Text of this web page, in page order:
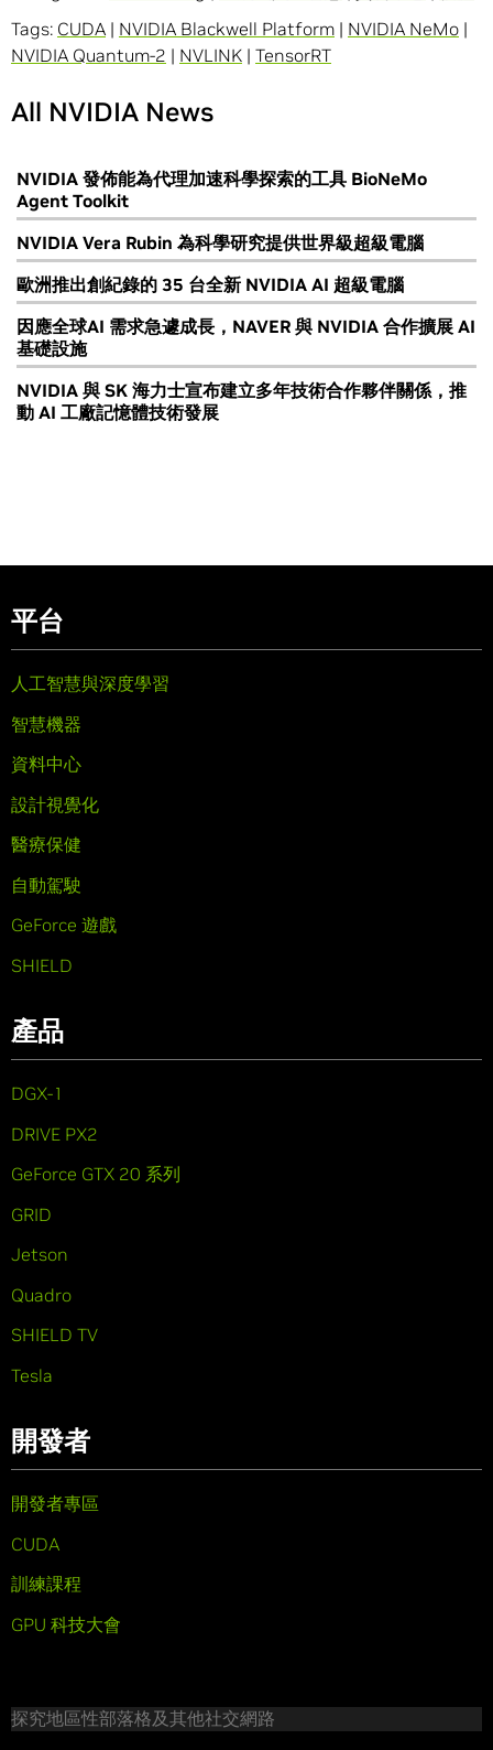
Tags: CUDA | NVIDIA Blackwell Platform | NVIDIA NeMo |
NVIDIA Quantum-2 | NVLINK | TensorRT
All NVIDIA News
NVIDIA 發佈能為代理加速科學探索的工具 BioNeMo
Agent Toolkit
NVIDIA Vera Rubin 為科學研究提供世界級超級電腦
歐洲推出創紀錄的 35 台全新 NVIDIA AI 超級電腦
因應全球AI 需求急遽成長，NAVER 與 NVIDIA 合作擴展 AI
基礎設施
NVIDIA 與 SK 海力士宣布建立多年技術合作夥伴關係，推
動 AI 工廠記憶體技術發展
平台
人工智慧與深度學習
智慧機器
資料中心
設計視覺化
醫療保健
自動駕駛
GeForce 遊戲
SHIELD
產品
DGX-1
DRIVE PX2
GeForce GTX 20 系列
GRID
Jetson
Quadro
SHIELD TV
Tesla
開發者
開發者專區
CUDA
訓練課程
GPU 科技大會
探究地區性部落格及其他社交網路